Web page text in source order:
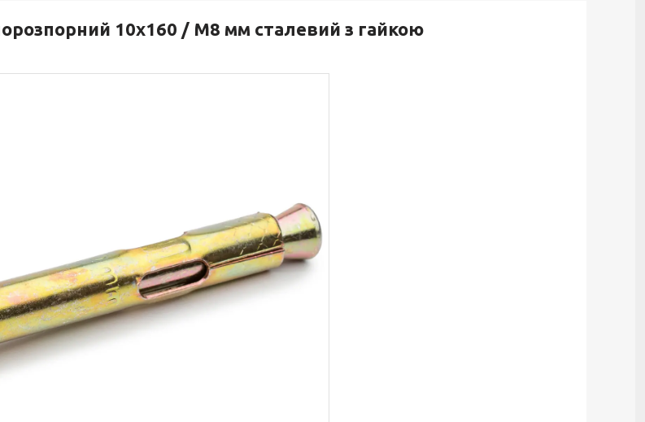
10х160 / М8 мм сталевий з гайкою